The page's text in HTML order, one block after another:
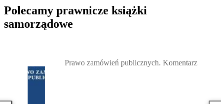
Polecamy prawnicze książki
samorządowe
Prawo zamówień publicznych. Komentarz